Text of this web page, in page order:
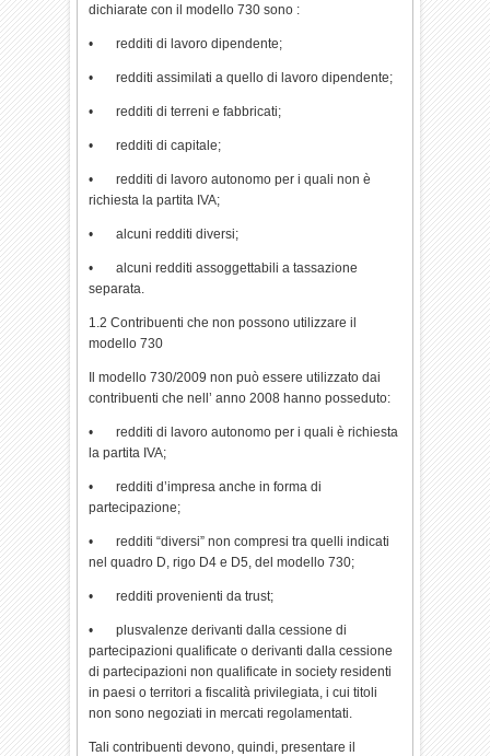
dichiarate con il modello 730 sono :
• redditi di lavoro dipendente;
• redditi assimilati a quello di lavoro dipendente;
• redditi di terreni e fabbricati;
• redditi di capitale;
• redditi di lavoro autonomo per i quali non è
richiesta la partita IVA;
• alcuni redditi diversi;
• alcuni redditi assoggettabili a tassazione
separata.
1.2 Contribuenti che non possono utilizzare il
modello 730
Il modello 730/2009 non può essere utilizzato dai
contribuenti che nell’ anno 2008 hanno posseduto:
• redditi di lavoro autonomo per i quali è richiesta
la partita IVA;
• redditi d’impresa anche in forma di
partecipazione;
• redditi “diversi” non compresi tra quelli indicati
nel quadro D, rigo D4 e D5, del modello 730;
• redditi provenienti da trust;
• plusvalenze derivanti dalla cessione di
partecipazioni qualificate o derivanti dalla cessione
di partecipazioni non qualificate in society residenti
in paesi o territori a fiscalità privilegiata, i cui titoli
non sono negoziati in mercati regolamentati.
Tali contribuenti devono, quindi, presentare il